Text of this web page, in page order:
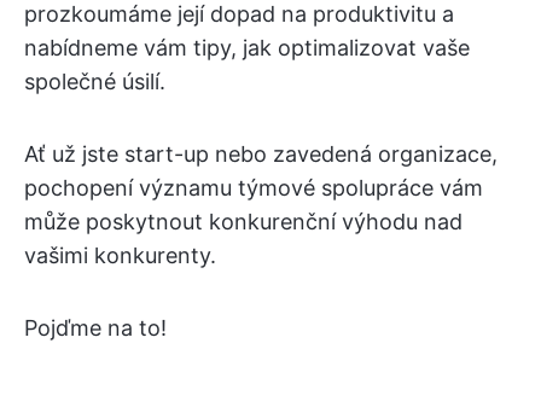
prozkoumáme její dopad na produktivitu a
nabídneme vám tipy, jak optimalizovat vaše
společné úsilí.
Ať už jste start-up nebo zavedená organizace,
pochopení významu týmové spolupráce vám
může poskytnout konkurenční výhodu nad
vašimi konkurenty.
Pojďme na to!